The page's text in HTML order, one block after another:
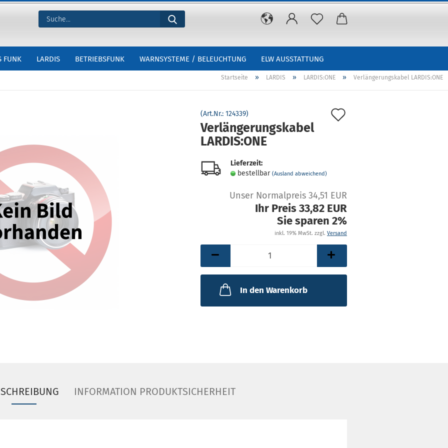
FUNK LARDIS BETRIEBSFUNK WARNSYSTEME / BELEUCHTUNG ELW AUSSTATTUNG
Startseite » LARDIS » LARDIS:ONE » Verlängerungskabel LARDIS:ONE
(Art.Nr.: 124339)
Verlängerungskabel
LARDIS:ONE
Lieferzeit:
bestellbar (Ausland abweichend)
Unser Normalpreis 34,51 EUR
Ihr Preis 33,82 EUR
Sie sparen 2%
inkl. 19% MwSt. zzgl. Versand
In den Warenkorb
INFORMATION PRODUKTSICHERHEIT